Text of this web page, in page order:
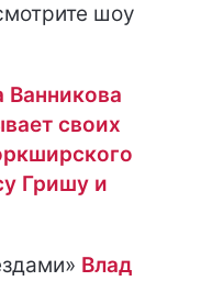
шоу
Ванникова
своих
Гришу и
Влад